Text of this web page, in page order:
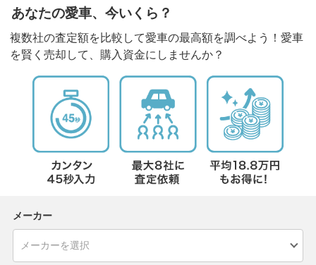
あなたの愛車、今いくら？
複数社の査定額を比較して愛車の最高額を調べよう！愛車
を賢く売却して、購入資金にしませんか？
メーカー